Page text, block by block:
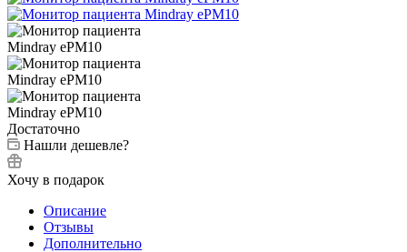
Достаточно
Нашли дешевле?
Хочу в подарок
Описание
Отзывы
Дополнительно